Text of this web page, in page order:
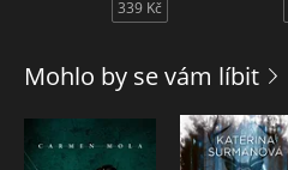
339 Kč
Mohlo by se vám líbit